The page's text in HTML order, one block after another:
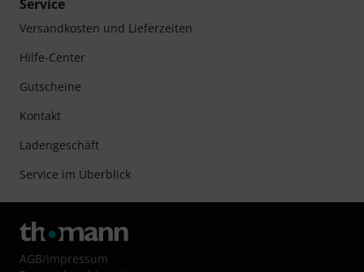
Service
Versandkosten und Lieferzeiten
Hilfe-Center
Gutscheine
Kontakt
Ladengeschäft
Service im Überblick
AGB/Impressum